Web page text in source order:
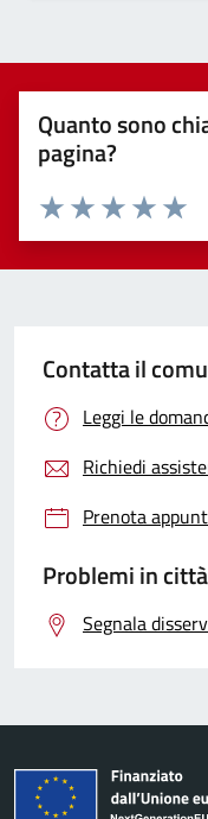
Quanto sono
pagina?
Valuta 4
Valuta 3
Valuta 2 stelle
Valuta 1 stelle su 5
Contatta il
Leggi le
Richiedi
Prenota
Problemi in città
Segnala